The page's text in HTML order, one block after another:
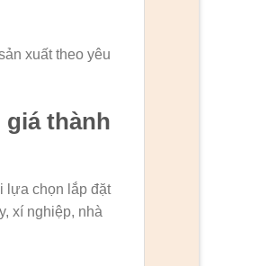
xuất theo yêu
thành
chọn lắp đặt
xí nghiệp, nhà